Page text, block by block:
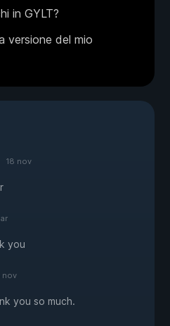
in GYLT?
versione del mio
18 nov
you
nov
you so much.